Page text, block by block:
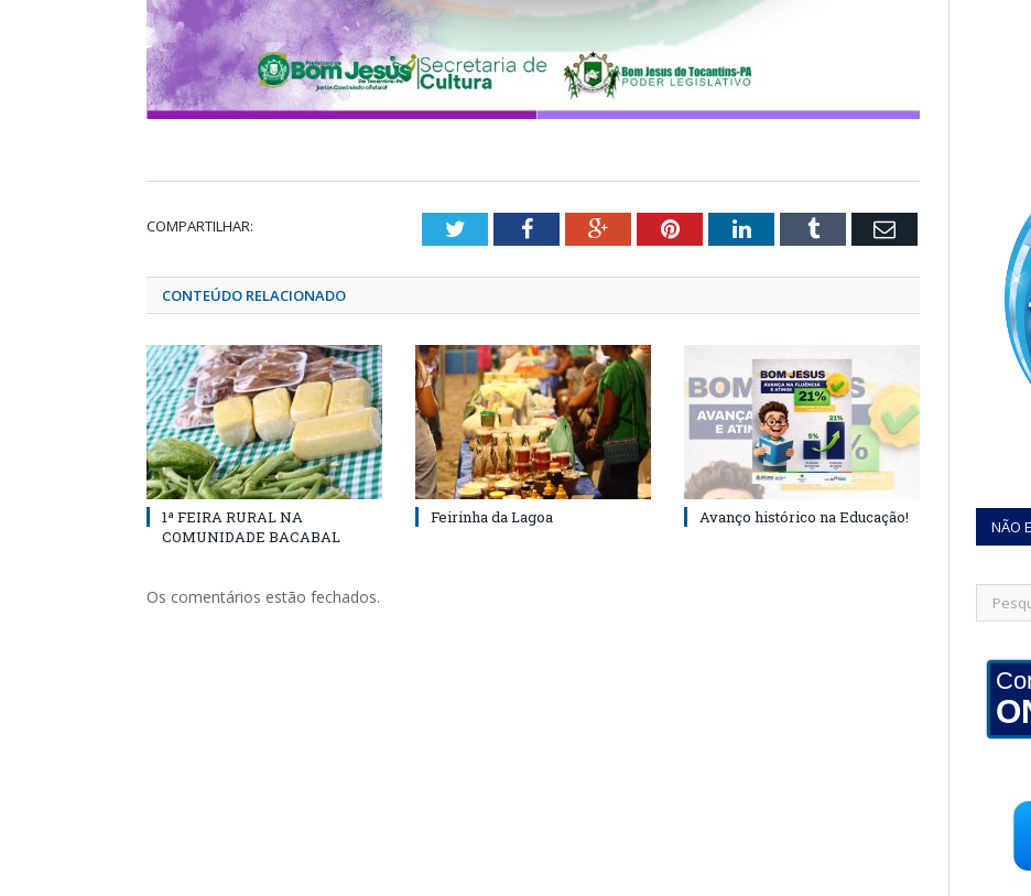
COMPARTILHAR: TwitterFacebookGoogle+PinterestLinkedInTumblr Email
CONTEÚDO RELACIONADO
1ª FEIRA RURAL NA
COMUNIDADE BACABAL
Feirinha da Lagoa Avanço histórico na Educação!
Os comentários estão fechados.
NÃO